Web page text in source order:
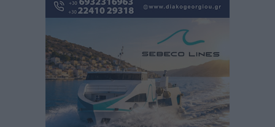
Έφυγε από τη ζωή ο επί σειρά ετών εφημέριος στον
ιερό Ναό του Αγίου Νικολάου Παστίδας Μιχαήλ
Καψάλης
Τοπικές Ειδήσεις• πριν 20 ώρες
Αποκαλυπτήρια για την «Ατζέντα 2030» από το βήμα
Ειδήσεις πριν 22 ώρες